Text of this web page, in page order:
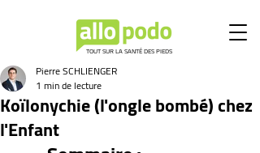
TOUT SUR LA SANTÉ DES PIEDS
Koïlonychie (l'ongle bombé) chez
l'Enfant
Pierre SCHLIENGER
1 min de lecture